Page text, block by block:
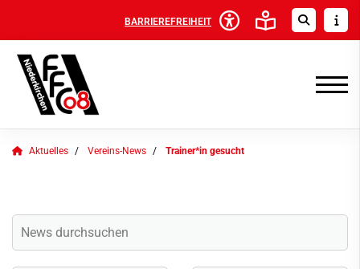
BARRIEREFREIHEIT
Aktuelles Vereins-News Trainer*in gesucht